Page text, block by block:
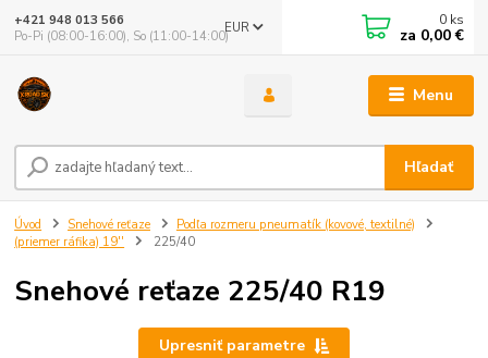
Menu
EUR
Hľadať
+421 948 013 566
Po-Pi (08:00-16:00), So (11:00-14:00)
0 ks
za 0,00 €
Úvod Snehové reťaze
Podľa rozmeru pneumatík (kovové, textilné)
(priemer ráfika) 19''
225/40
Snehové reťaze 225/40 R19
Upresniť parametre